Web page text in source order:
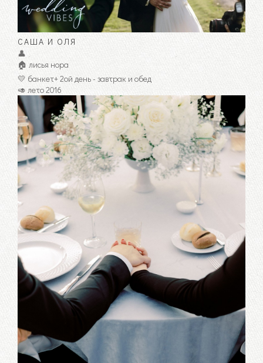
САША И ОЛЯ
👤
🏠 лисья нора
💛 банкет+ 2ой день - завтрак и обед
🥑 лето 2016